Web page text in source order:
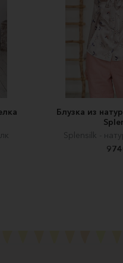
Блузка из
Splensilk -